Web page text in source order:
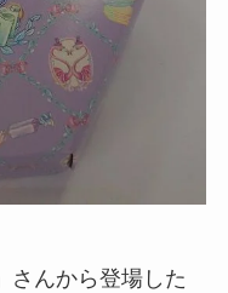
さんから登場した